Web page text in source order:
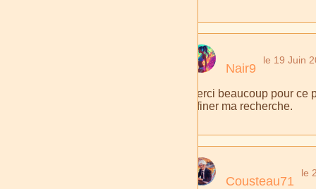
Nair9
le 19 Juin
Merci beaucoup pour
affiner ma recherche.
Cousteau71
le